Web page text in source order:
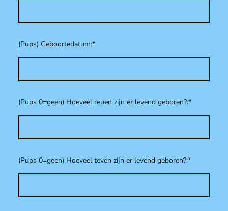
(Pups) Geboortedatum:*
(Pups 0=geen) Hoeveel reuen zijn er levend geboren?:*
(Pups 0=geen) Hoeveel teven zijn er levend geboren?:*